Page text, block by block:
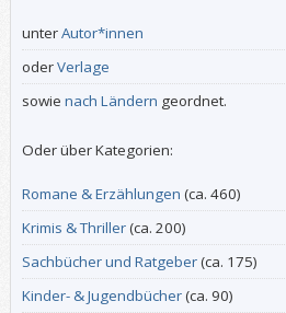
unterAutor*innen
oderVerlage
sowie nach Ländern geordnet.
Oder über Kategorien:
Romane & Erzählungen (ca. 460)
Krimis & Thriller(ca. 200)
Sachbücher und Ratgeber(ca. 175)
Kinder- & Jugendbücher(ca. 90)